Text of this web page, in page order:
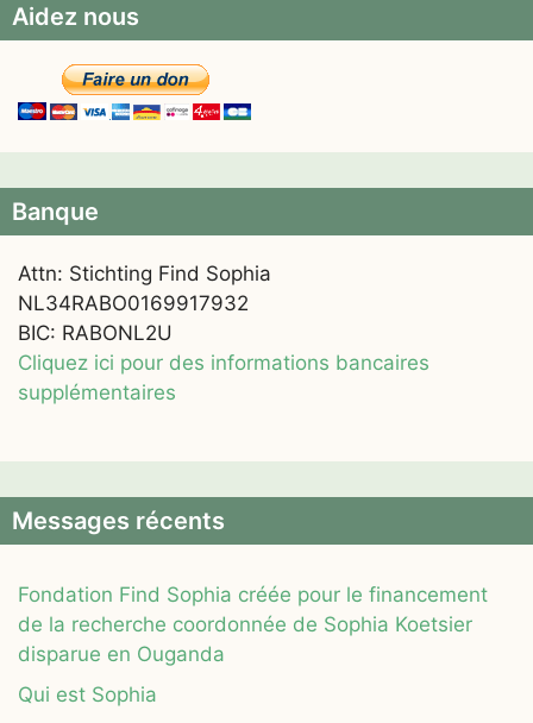
Aidez nous
Banque
Attn: Stichting Find Sophia
NL34RABO0169917932
BIC: RABONL2U
Cliquez ici pour des informations bancaires
supplémentaires
Messages récents
Fondation Find Sophia créée pour le financement
de la recherche coordonnée de Sophia Koetsier
disparue en Ouganda
Qui est Sophia